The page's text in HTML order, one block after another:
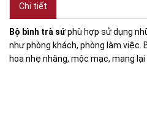
Chi tiết
Bộ bình trà sứphù hợp sử dụng
như phòng khách, phòng làm việc.
hoa nhẹ nhàng, mộc mạc, mang